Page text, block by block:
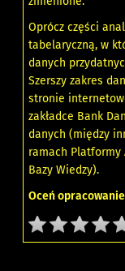
Oprócz części
tabelaryczną, w
danych
Szerszy zakres
stronie
zakładce Bank
danych (między
ramach Platformy
Bazy Wiedzy).
Oceń